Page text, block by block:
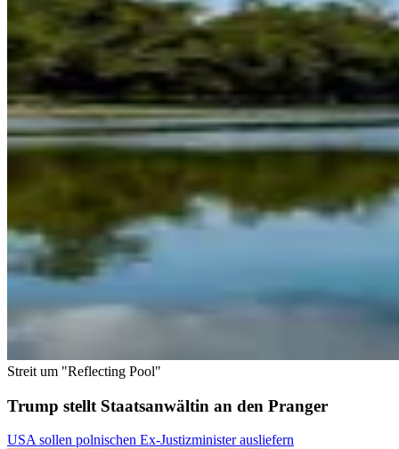
Streit um "Reflecting Pool"
Trump stellt Staatsanwältin an den Pranger
USA sollen polnischen Ex-Justizminister ausliefern